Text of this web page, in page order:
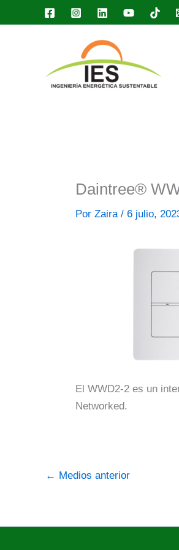
al
Daintree®
Por Zaira / 6 julio,
El WWD2-2 es un
Networked.
← Medios anterior